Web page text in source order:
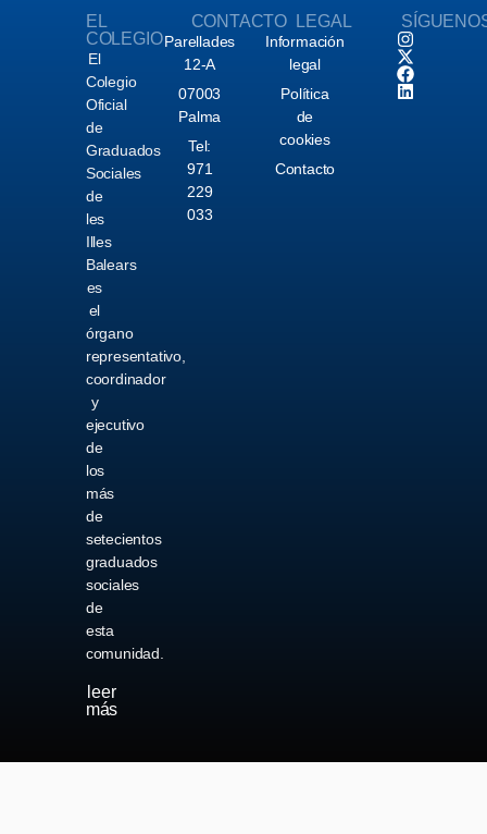
EL
COLEGIO
El
Colegio
Oficial
de
Graduados
Sociales
de
les
Illes
Balears
es
el
órgano
representativo,
coordinador
y
ejecutivo
de
los
más
de
setecientos
graduados
sociales
de
esta
comunidad.
leer
más
CONTACTO
Parellades
12-A
07003
Palma
Tel:
971
229
033
LEGAL
Información
legal
Política
de
cookies
Contacto